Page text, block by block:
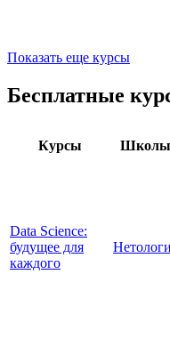
Показать еще курсы
Бесплатные
Курсы Школы
Data Science:
будущее для
каждого